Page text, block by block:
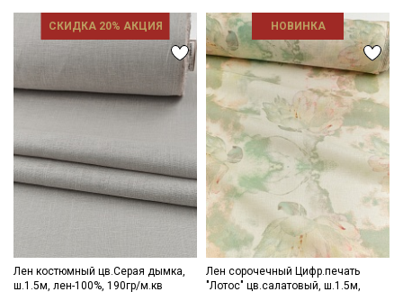
СКИДКА 20% АКЦИЯ
Лен костюмный цв.Серая дымка,
ш.1.5м, лен-100%, 190гр/м.кв
НОВИНКА
Лен сорочечный Цифр.печать
"Лотос" цв.салатовый, ш.1.5м,
Секретная рассылка от Купава
Мы публикуем здесь дополнительные
промокоды и скидки до 30% на узкие
категории тканей